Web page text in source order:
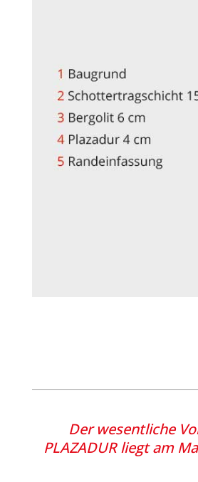
Der wesentliche
PLAZADUR liegt am